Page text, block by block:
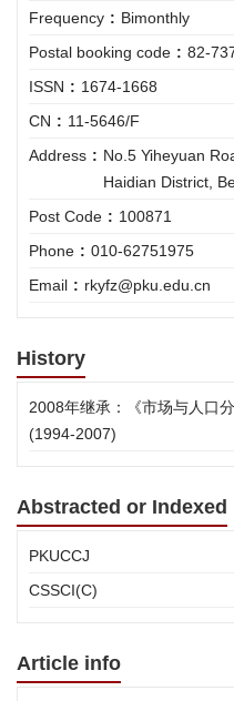
Frequency : Bimonthly
Postal booking code : 82-
ISSN : 1674-1668
CN : 11-5646/F
Address : No.5 Yiheyuan
Haidian District,
Post Code : 100871
Phone : 010-62751975
Email : rkyfz@pku.edu.cn
History
2008年继承：《市场与人口分
(1994-2007)
Abstracted or Indexed
PKUCCJ
CSSCI(C)
Article info